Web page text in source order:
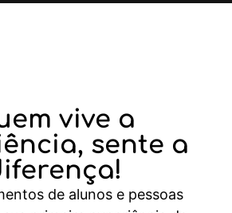
vive a
sente a
de alunos e pessoas